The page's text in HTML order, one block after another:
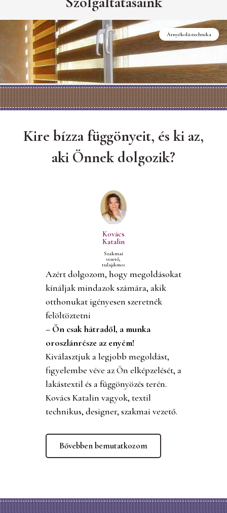
Helyszíni
Kire bízza függönyeit, és ki az,
aki Önnek dolgozik?
Kovács
Katalin
Szakmai
vezető,
tulajdonos
Azért dolgozom, hogy megoldásokat
kínáljak mindazok számára, akik
otthonukat igényesen szeretnék
felöltöztetni
– Ön csak hátradől, a munka
oroszlánrésze az enyém!
Kiválasztjuk a legjobb megoldást,
figyelembe véve az Ön elképzelését, a
lakástextil és a függönyözés terén.
Kovács Katalin vagyok, textil
technikus, designer, szakmai vezető.
Bővebben bemutatkozom